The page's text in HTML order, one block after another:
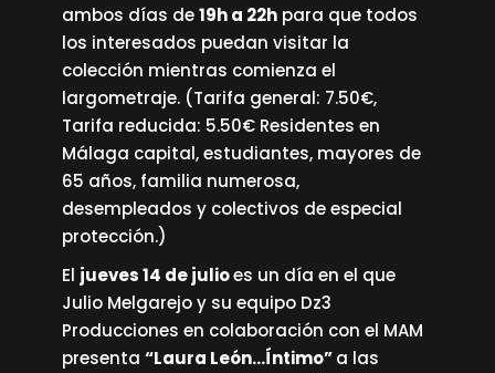
ambos días de19h a 22h para que todos
los interesados puedan visitar la
colección mientras comienza el
largometraje. (Tarifa general: 7.50€,
Tarifa reducida: 5.50€ Residentes en
Málaga capital, estudiantes, mayores de
65 años, familia numerosa,
desempleados y colectivos de especial
protección.)
El jueves 14 de julioes un día en el que
Julio Melgarejo y su equipo Dz3
Producciones en colaboración con el MAM
presenta“Laura León…Íntimo”a las